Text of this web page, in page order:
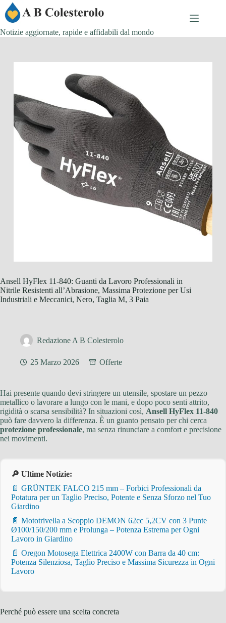
Salta
al
contenuto
Notizie aggiornate, rapide e affidabili dal mondo
Ansell HyFlex 11-840: Guanti da Lavoro Professionali in
Nitrile Resistenti all’Abrasione, Massima Protezione per Usi
Industriali e Meccanici, Nero, Taglia M, 3 Paia
Redazione A B Colesterolo
25 Marzo 2026 Offerte
Hai presente quando devi stringere un utensile, spostare un pezzo
metallico o lavorare a lungo con le mani, e dopo poco senti attrito,
rigidità o scarsa sensibilità? In situazioni così, Ansell HyFlex 11-840
può fare davvero la differenza. È un guanto pensato per chi cerca
protezione professionale, ma senza rinunciare a comfort e precisione
nei movimenti.
🔎 Ultime Notizie:
📄 GRÜNTEK FALCO 215 mm – Forbici Professionali da
Potatura per un Taglio Preciso, Potente e Senza Sforzo nel Tuo
Giardino
📄 Mototrivella a Scoppio DEMON 62cc 5,2CV con 3 Punte
Ø100/150/200 mm e Prolunga – Potenza Estrema per Ogni
Lavoro in Giardino
📄 Oregon Motosega Elettrica 2400W con Barra da 40 cm:
Potenza Silenziosa, Taglio Preciso e Massima Sicurezza in Ogni
Lavoro
Perché può essere una scelta concreta